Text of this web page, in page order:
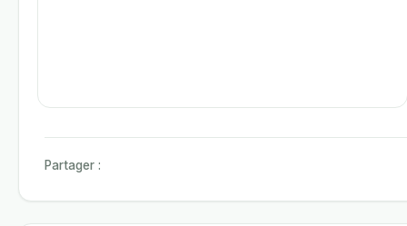
Partager :